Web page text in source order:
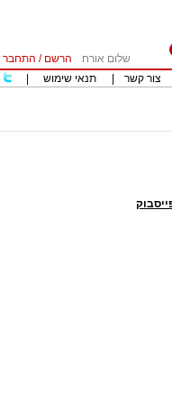
שלום אורח הרשם / התחבר
צור קשר תנאי שימוש